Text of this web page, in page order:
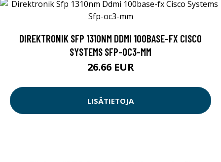
DIREKTRONIK SFP 1310NM DDMI 100BASE-FX CISCO
SYSTEMS SFP-OC3-MM
26.66 EUR
LISÄTIETOJA